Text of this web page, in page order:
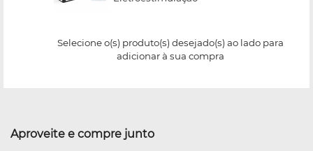
Selecione o(s) produto(s) desejado(s) ao lado para
adicionar à sua compra
Aproveite e compre junto